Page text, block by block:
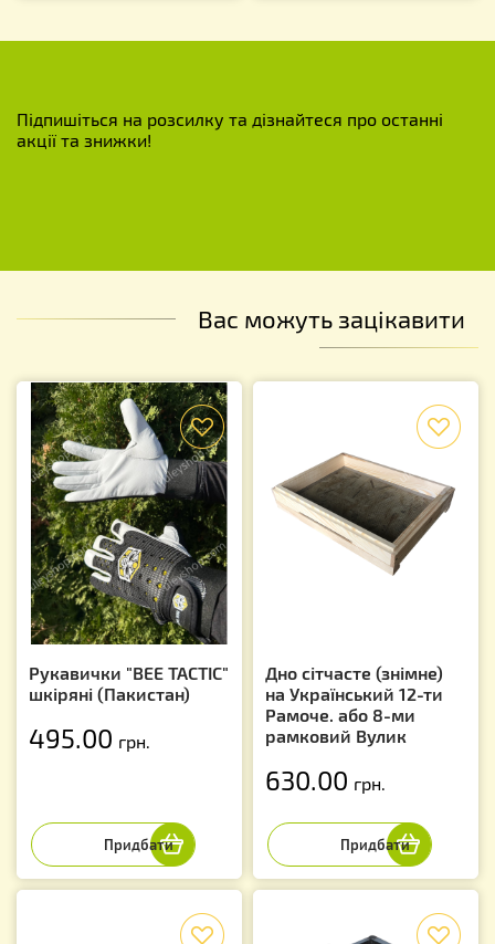
Підпишіться на розсилку та дізнайтеся про останні
акції та знижки!
Вас можуть зацікавити
Рукавички "BEE TACTIC"
шкіряні (Пакистан)
495.00 грн.
Дно сітчасте (знімне)
на Український 12-ти
Рамоче. або 8-ми
рамковий Вулик
630.00 грн.